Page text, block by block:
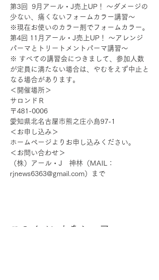
第3回  9月アール・J売上UP！ ～ダメージの
少ない、痛くないフォームカラー講習～
※現在お使いのカラー剤でフォームカラー。
第4回 11月アール・J売上UP！ ～アレンジ
パーマとトリートメントパーマ講習～
※ すべての講習会につきまして、参加人数
が定員に満たない場合は、やむをえず中止と
なる場合があります。
＜開催場所＞
サロンドＲ
〒481-0006
愛知県北名古屋市熊之庄小烏97-1
＜お申し込み＞
ホームページよりお申し込みください。
＜お問い合わせ＞
（株）アール・J　神林（MAIL：
rjnews6363@gmail.com）まで
このイベントをシェア